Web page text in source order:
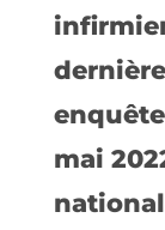
mai